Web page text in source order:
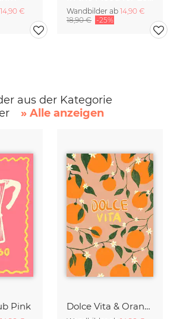
14,90 €
Wandbilder ab 14,90 €
18,90 € -25%
aus der Kategorie
» Alle anzeigen
Pink Dolce Vita & Orangen